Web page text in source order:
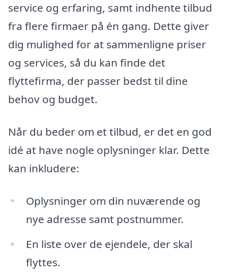
service og erfaring, samt indhente tilbud
fra flere firmaer på én gang. Dette giver
dig mulighed for at sammenligne priser
og services, så du kan finde det
flyttefirma, der passer bedst til dine
behov og budget.
Når du beder om et tilbud, er det en god
idé at have nogle oplysninger klar. Dette
kan inkludere:
Oplysninger om din nuværende og
nye adresse samt postnummer.
En liste over de ejendele, der skal
flyttes.